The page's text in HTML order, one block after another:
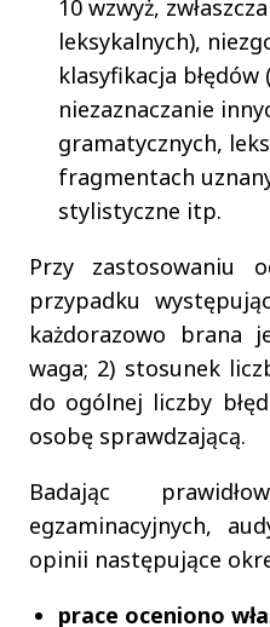
10 wzwyż,
leksykalnych),
klasyfikacja błędów
niezaznaczanie
gramatycznych,
fragmentach
stylistyczne itp.
Przy zastosowaniu
przypadku
każdorazowo brana
waga; 2) stosunek
do ogólnej liczby
osobę sprawdzającą.
Badając
egzaminacyjnych,
opinii następujące
prace oceniono